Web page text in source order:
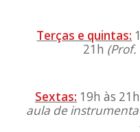
Terças e quintas:
21h (
Sextas: 19h às 21h
aula de